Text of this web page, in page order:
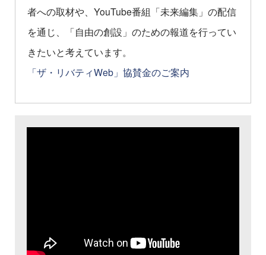
者への取材や、YouTube番組「未来編集」の配信
を通じ、「自由の創設」のための報道を行ってい
きたいと考えています。
「ザ・リバティWeb」協賛金のご案内